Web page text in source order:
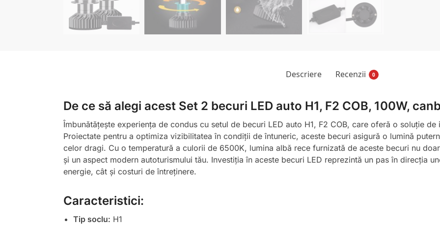
Descriere Recenzii 0
De ce să alegi acest Set 2 becuri LED auto H1, F2 COB, 100W,
Îmbunătățește experiența de condus cu setul de becuri LED auto H1, F2 COB, care oferă o soluție
Proiectate pentru a optimiza vizibilitatea în condiții de întuneric, aceste becuri asigură o lumină
celor dragi. Cu o temperatură a culorii de 6500K, lumina albă rece furnizată de aceste becuri nu
și un aspect modern autoturismului tău. Investiția în aceste becuri LED reprezintă un pas în direcția
energie, cât și costuri de întreținere.
Caracteristici:
Tip soclu: H1